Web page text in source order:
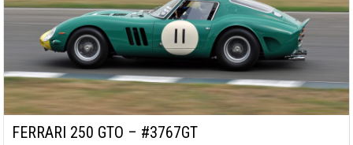
FERRARI 250 GTO – #3767GT